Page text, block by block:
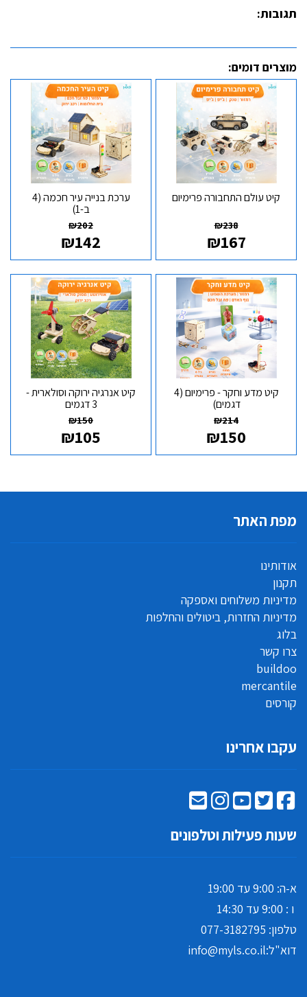
תגובות:
מוצרים דומים:
קיט עולם התחבורה פרימיום
₪238
₪167
ערכת בנייה עיר חכמה (4
ב-1)
₪202
₪142
קיט מדע וחקר - פרימיום (4
דגמים)
₪214
₪150
קיט אנרגיה ירוקה וסולארית -
3 דגמים
₪150
₪105
מפת האתר
אודותינו
תקנון
מדיניות משלוחים ואספקה
מדיניות החזרות, ביטולים והחלפות
בלוג
צרו קשר
buildoo
mercantile
קורסים
עקבו אחרינו
שעות פעילות וטלפונים
א-ה: 9:00 עד 19:00
ו : 9:00 עד 14:30
טלפון: 077-3182795
דוא"ל:info@myls.co.il